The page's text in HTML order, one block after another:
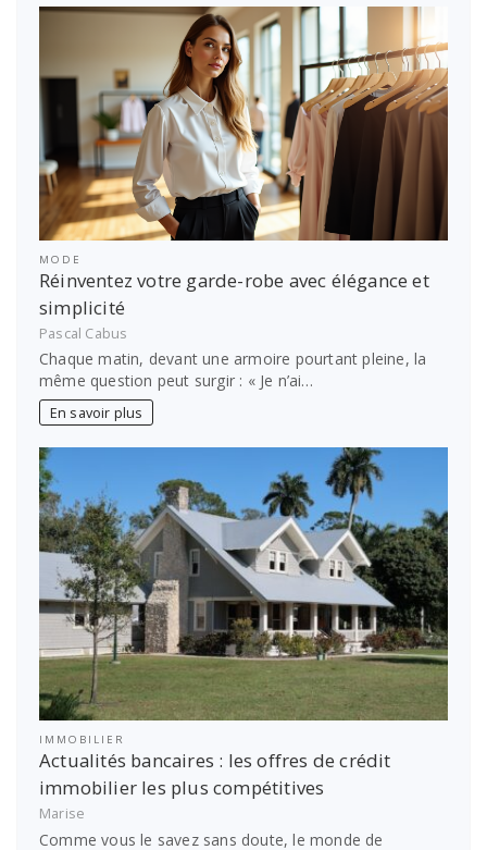
MODE
Réinventez votre garde-robe avec élégance et
simplicité
Pascal Cabus
Chaque matin, devant une armoire pourtant pleine, la
même question peut surgir : « Je n’ai…
En savoir plus
IMMOBILIER
Actualités bancaires : les offres de crédit
immobilier les plus compétitives
Marise
Comme vous le savez sans doute, le monde de